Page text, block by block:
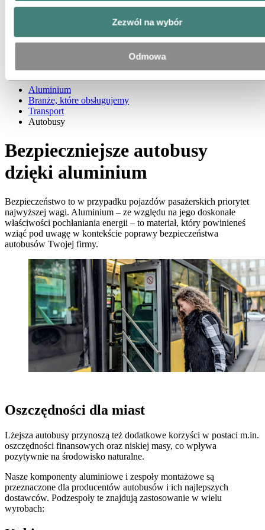
Zezwól na wybór
Odmowa
Energia słoneczna i elektryczna
Wzornictwo przemysłowe
Elektronika
Innowacyjność, badania i rozwój
Aluminium
Branże, które obsługujemy
Transport
Autobusy
Bezpieczniejsze autobusy
dzięki aluminium
Bezpieczeństwo to w przypadku pojazdów pasażerskich priorytet
najwyższej wagi. Aluminium – ze względu na jego doskonałe
właściwości pochłaniania energii – to materiał, który powinieneś
wziąć pod uwagę w kontekście poprawy bezpieczeństwa
autobusów Twojej firmy.
Oszczędności dla miast
Lżejsza autobusy przynoszą też dodatkowe korzyści w postaci m.in.
oszczędności finansowych oraz niskiej masy, co wpływa
pozytywnie na środowisko naturalne.
Nasze komponenty aluminiowe i zespoły montażowe są
przeznaczone dla producentów autobusów i ich najlepszych
dostawców. Podzespoły te znajdują zastosowanie w wielu
wyrobach: